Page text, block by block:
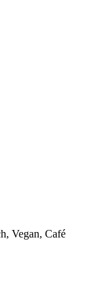
Vegan, Café